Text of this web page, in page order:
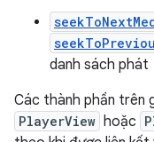
danh sách phát
Các thành phần trên
PlayerView hoặc